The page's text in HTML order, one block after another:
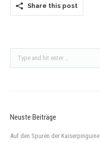
Share this post
Neuste Beiträge
Auf den Spuren der Kaiserpinguine